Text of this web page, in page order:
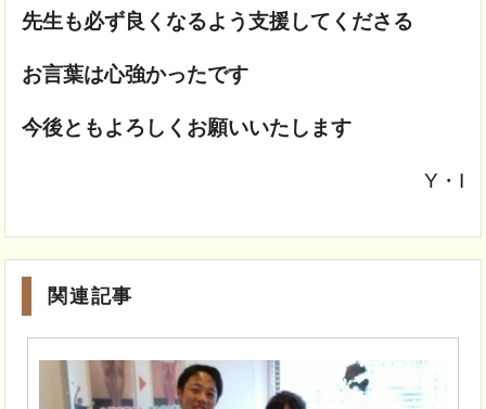
先生も必ず良くなるよう支援してくださる
お言葉は心強かったです
今後ともよろしくお願いいたします
Y・I
関連記事